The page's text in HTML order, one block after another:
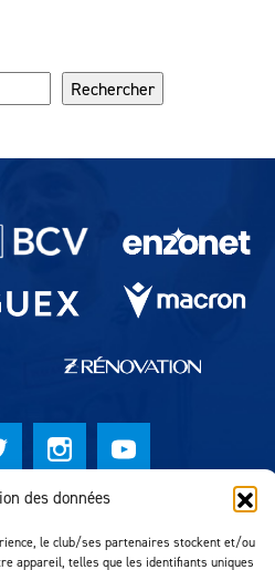
des données
le club/ses partenaires stockent et/ou
appareil, telles que les identifiants uniques
Rechercher
MTM Agency